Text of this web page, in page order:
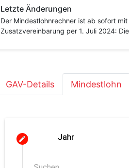
Letzte Änderungen
Der Mindestlohnrechner ist ab sofort
Zusatzvereinbarung per 1. Juli 2024:
GAV-Details Mindestlohn
Jahr